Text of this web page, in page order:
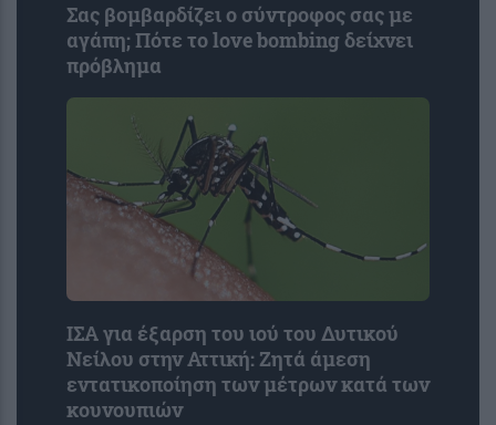
Σας βομβαρδίζει ο σύντροφος σας με
αγάπη; Πότε το love bombing δείχνει
πρόβλημα
ΙΣΑ για έξαρση του ιού του Δυτικού
Νείλου στην Αττική: Ζητά άμεση
εντατικοποίηση των μέτρων κατά των
κουνουπιών